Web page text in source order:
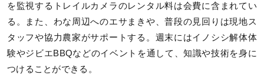
を監視するトレイルカメラのレンタル料は会費に含まれてい
る。また、わな周辺へのエサまきや、普段の見回りは現地ス
タッフや協力農家がサポートする。週末にはイノシシ解体体
験やジビエBBQなどのイベントを通して、知識や技術を身に
つけることができる。